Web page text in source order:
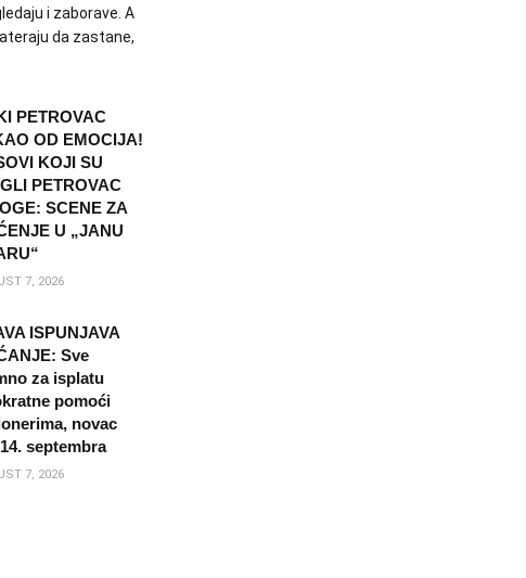
i zaborave. A
da zastane,
PETROVAC
OD EMOCIJA!
KOJI SU
PETROVAC
SCENE ZA
U „JANU
7, 2026
ISPUNJAVA
Sve
za isplatu
pomoći
novac
septembra
7, 2026